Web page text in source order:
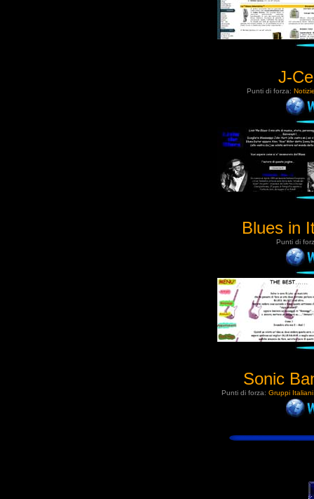
J-
Punti di forza:
Blues in
Punti di
Sonic
Punti di forza: Gruppi